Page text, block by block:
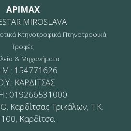
APIMAX
MIROSLAVA
Κτηνοτροφικά Πτηνοτροφικά
Τροφές
& Μηχανήματα
154771626
ΚΑΡΔΙΤΣΑΣ
019266531000
Καρδίτσας Τρικάλων, Τ.Κ.
Καρδίτσα